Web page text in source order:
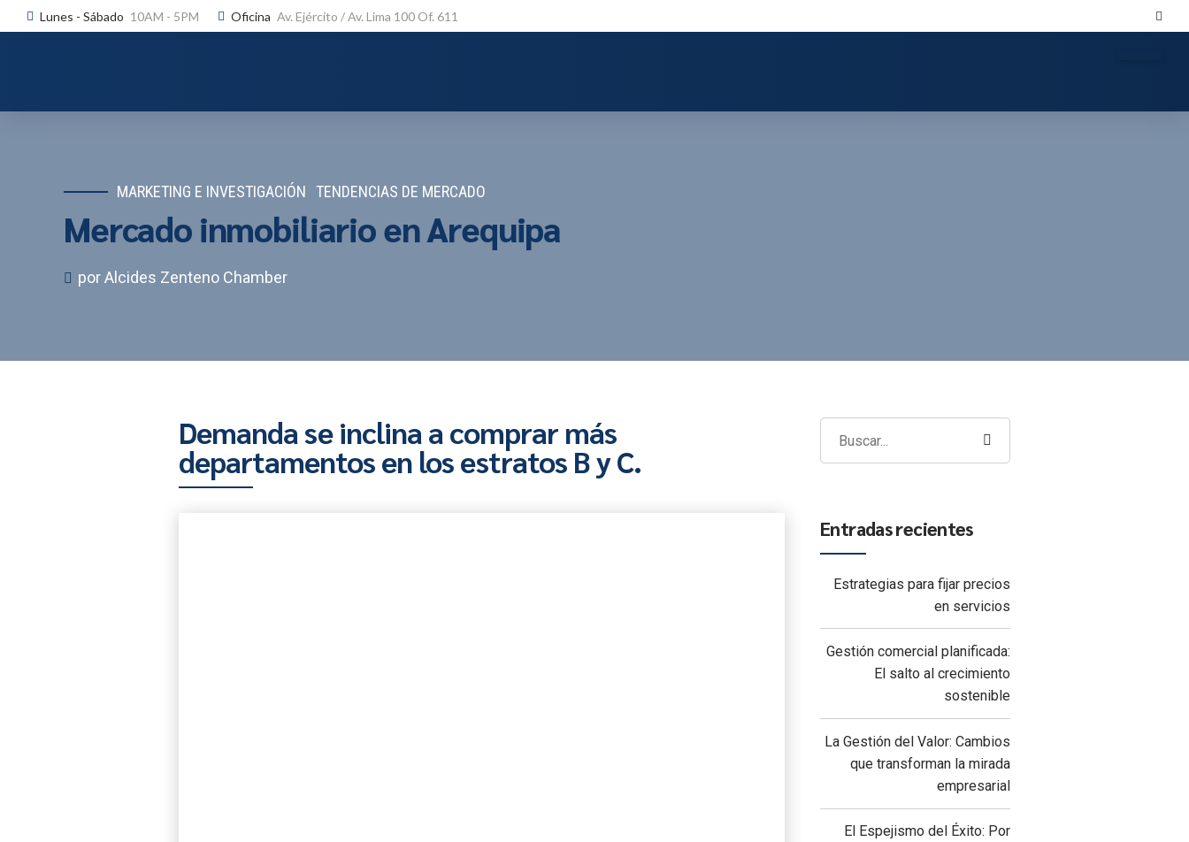
Lunes - Sábado 10AM - 5PM Oficina Av. Ejército / Av. Lima 100 Of. 611
MARKETING E INVESTIGACIÓN TENDENCIAS DE MERCADO
Mercado inmobiliario en Arequipa
por Alcides Zenteno Chamber
Demanda se inclina a comprar más
departamentos en los estratos B y C.
Entradas recientes
Estrategias para fijar precios
en servicios
Gestión comercial planificada:
El salto al crecimiento
sostenible
La Gestión del Valor: Cambios
que transforman la mirada
empresarial
El Espejismo del Éxito: Por